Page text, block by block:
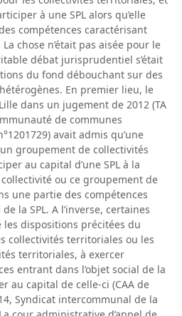
à une SPL alors qu’elle
compétences caractérisant
chose n’était pas aisée pour le
débat jurisprudentiel s’était
du fond débouchant sur des
En premier lieu, le
dans un jugement de 2012 (TA
de communes
avait admis qu’une
groupement de collectivités
au capital d’une SPL à la
ou ce groupement de
une partie des compétences
la SPL. A l’inverse, certaines
dispositions précitées du
collectivités territoriales ou les
territoriales, à exercer
entrant dans l’objet social de la
au capital de celle-ci (CAA de
Syndicat intercommunal de la